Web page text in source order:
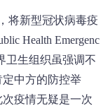
将新型冠状病毒疫
Health Emergenc
卫生组织虽强调不
中方的防控举
疫情无疑是一次